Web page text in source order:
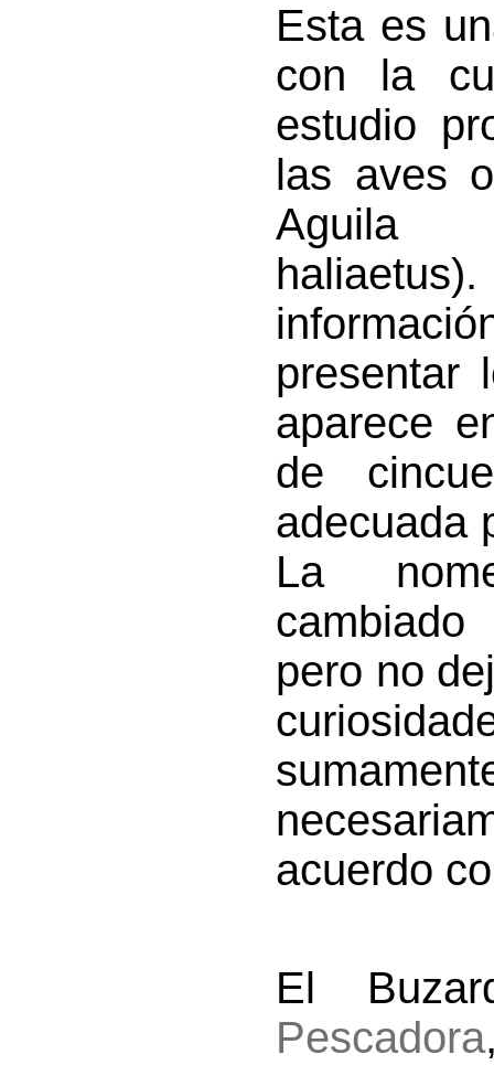
Esta es
con la
estudio
las aves
Aguila
presentar
aparece
de
adecuada
La
pero no
acuerdo
El
Pescadora